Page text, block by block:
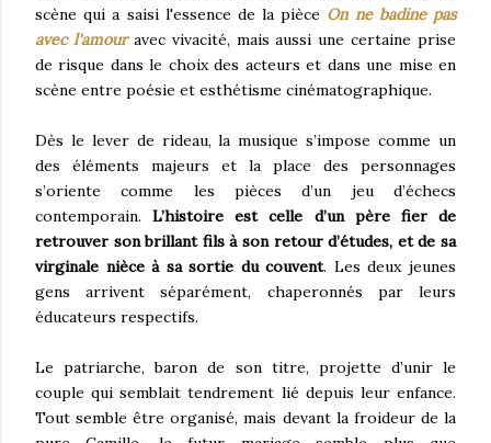
scène qui a saisi l'essence de la pièce On ne badine pas
avec l'amour avec vivacité, mais aussi une certaine prise
de risque dans le choix des acteurs et dans une mise en
scène entre poésie et esthétisme cinématographique.
Dès le lever de rideau, la musique s’impose comme un
des éléments majeurs et la place des personnages
s’oriente comme les pièces d’un jeu d’échecs
contemporain.L’histoire est celle d’un père fier de
retrouver son brillant fils à son retour d’études, et de sa
virginale nièce à sa sortie du couvent. Les deux jeunes
gens arrivent séparément, chaperonnés par leurs
éducateurs respectifs.
Le patriarche, baron de son titre, projette d’unir le
couple qui semblait tendrement lié depuis leur enfance.
Tout semble être organisé, mais devant la froideur de la